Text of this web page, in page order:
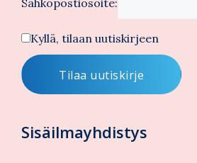
Kyllä, tilaan uutiskirjeen
Sisäilmayhdistys